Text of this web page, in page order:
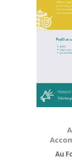
Au